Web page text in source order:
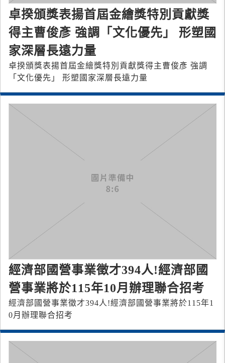
卓揆頒獎表揚首屆金繪獎特別貢獻獎
得主曹俊彥 強調「文化優先」 形塑國
家深層長遠力量
卓揆頒獎表揚首屆金繪獎特別貢獻獎得主曹俊彥 強調
「文化優先」 形塑國家深層長遠力量
經濟部國營事業徵才394人!經濟部國
營事業將於115年10月辦理聯合招考
經濟部國營事業徵才394人!經濟部國營事業將於115年1
0月辦理聯合招考